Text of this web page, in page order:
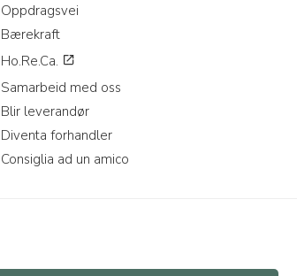
Oppdragsvei
Bærekraft
Ho.Re.Ca.
Samarbeid med oss
Blir leverandør
Diventa forhandler
Consiglia ad un amico